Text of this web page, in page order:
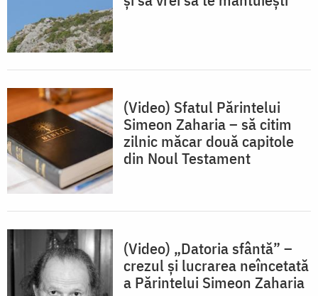
(Video) Sfatul Părintelui
Simeon Zaharia – să citim
zilnic măcar două capitole
din Noul Testament
(Video) „Datoria sfântă” –
crezul și lucrarea neîncetată
a Părintelui Simeon Zaharia